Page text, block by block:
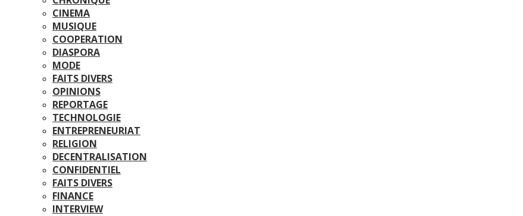
CINEMA
MUSIQUE
COOPERATION
DIASPORA
MODE
FAITS DIVERS
OPINIONS
REPORTAGE
TECHNOLOGIE
ENTREPRENEURIAT
RELIGION
DECENTRALISATION
CONFIDENTIEL
FAITS DIVERS
FINANCE
INTERVIEW